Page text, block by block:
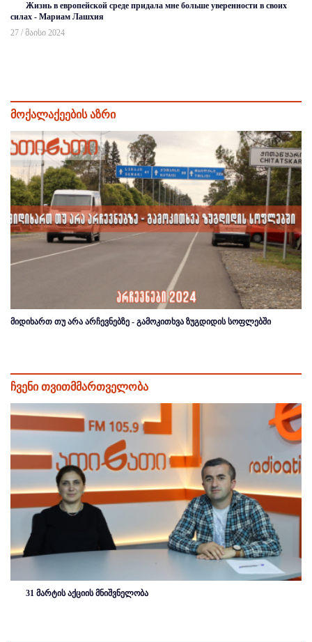
Жизнь в европейской среде придала мне больше уверенности в своих
силах - Мариам Лашхия
27 / მაისი 2024
მოქალაქეების აზრი
მიდიხართ თუ არა არჩევნებზე - გამოკითხვა ზუგდიდის სოფლებში
ჩვენი თვითმმართველობა
31 მარტის აქციის მნიშვნელობა